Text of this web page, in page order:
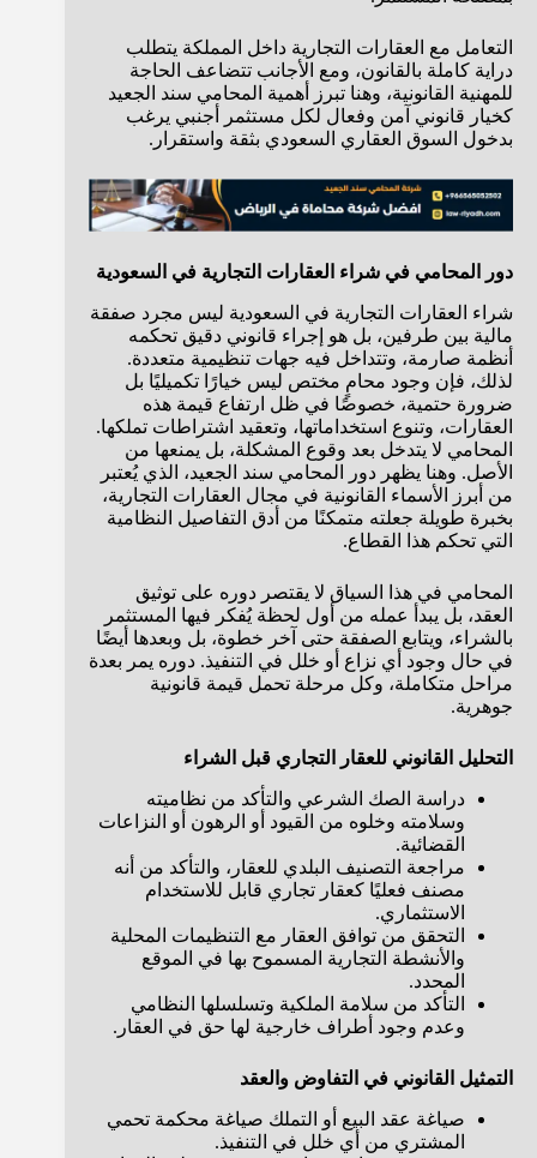
التعامل مع العقارات التجارية داخل المملكة يتطلب
دراية كاملة بالقانون، ومع الأجانب تتضاعف الحاجة
للمهنية القانونية، وهنا تبرز أهمية المحامي سند الجعيد
كخيار قانوني آمن وفعال لكل مستثمر أجنبي يرغب
بدخول السوق العقاري السعودي بثقة واستقرار.
دور المحامي في شراء العقارات التجارية في السعودية
شراء العقارات التجارية في السعودية ليس مجرد صفقة
مالية بين طرفين، بل هو إجراء قانوني دقيق تحكمه
أنظمة صارمة، وتتداخل فيه جهات تنظيمية متعددة.
لذلك، فإن وجود محامٍ مختص ليس خيارًا تكميليًا بل
ضرورة حتمية، خصوصًا في ظل ارتفاع قيمة هذه
العقارات، وتنوع استخداماتها، وتعقيد اشتراطات تملكها.
المحامي لا يتدخل بعد وقوع المشكلة، بل يمنعها من
الأصل. وهنا يظهر دور المحامي سند الجعيد، الذي يُعتبر
من أبرز الأسماء القانونية في مجال العقارات التجارية،
بخبرة طويلة جعلته متمكنًا من أدق التفاصيل النظامية
التي تحكم هذا القطاع.
المحامي في هذا السياق لا يقتصر دوره على توثيق
العقد، بل يبدأ عمله من أول لحظة يُفكر فيها المستثمر
بالشراء، ويتابع الصفقة حتى آخر خطوة، بل وبعدها أيضًا
في حال وجود أي نزاع أو خلل في التنفيذ. دوره يمر بعدة
مراحل متكاملة، وكل مرحلة تحمل قيمة قانونية
جوهرية.
التحليل القانوني للعقار التجاري قبل الشراء
دراسة الصك الشرعي والتأكد من نظاميته
وسلامته وخلوه من القيود أو الرهون أو النزاعات
القضائية.
مراجعة التصنيف البلدي للعقار، والتأكد من أنه
مصنف فعليًا كعقار تجاري قابل للاستخدام
الاستثماري.
التحقق من توافق العقار مع التنظيمات المحلية
والأنشطة التجارية المسموح بها في الموقع
المحدد.
التأكد من سلامة الملكية وتسلسلها النظامي
وعدم وجود أطراف خارجية لها حق في العقار.
التمثيل القانوني في التفاوض والعقد
صياغة عقد البيع أو التملك صياغة محكمة تحمي
المشتري من أي خلل في التنفيذ.